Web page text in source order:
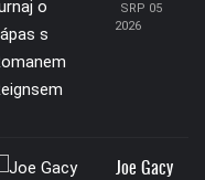
SRP 05
2026
Joe Gacy